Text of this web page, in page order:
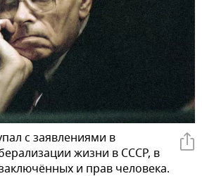
с заявлениями в
жизни в СССР, в
и прав человека.